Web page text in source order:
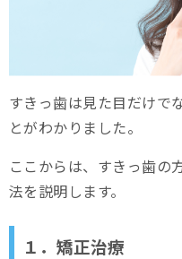
すきっ歯は見た目だけで
とがわかりました。
ここからは、すきっ歯の
法を説明します。
１．矯正治療